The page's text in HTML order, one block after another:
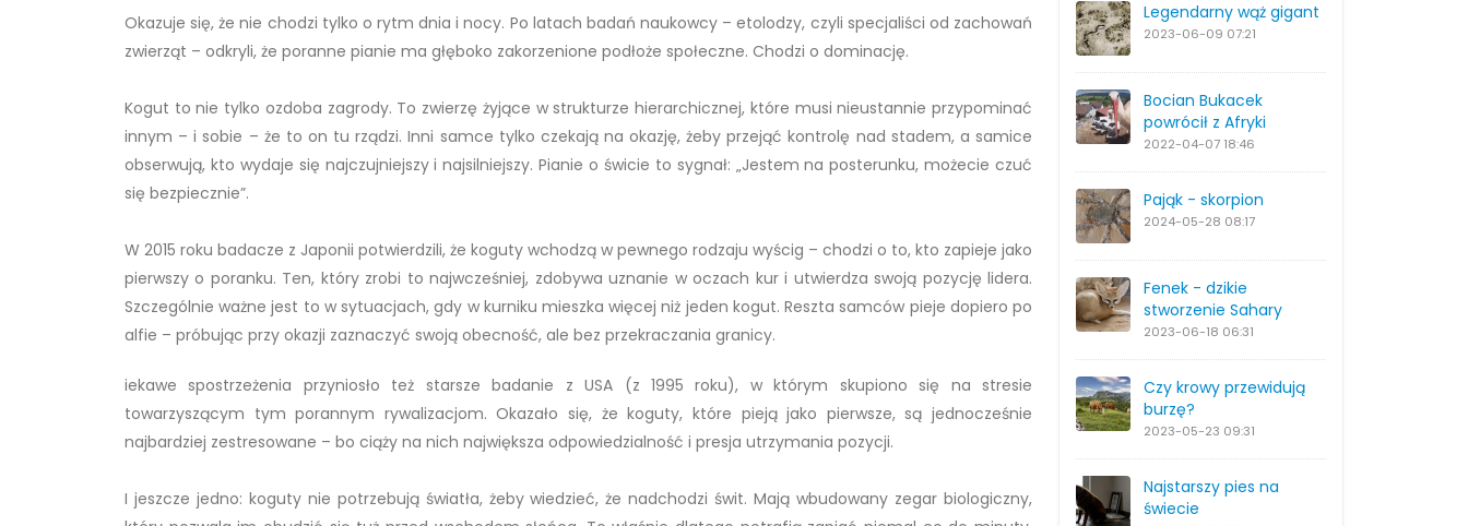
Legendarny wąż gigant
2023-06-09 07:21
Bocian Bukacek
powrócił z Afryki
2022-04-07 18:46
Pająk - skorpion
2024-05-28 08:17
Fenek - dzikie
stworzenie Sahary
2023-06-18 06:31
Czy krowy przewidują
burzę?
2023-05-23 09:31
Najstarszy pies na
świecie
Okazuje się, że nie chodzi tylko o rytm dnia i nocy. Po latach badań naukowcy – etolodzy, czyli specjaliści od zachowań
zwierząt – odkryli, że poranne pianie ma głęboko zakorzenione podłoże społeczne. Chodzi o dominację.
Kogut to nie tylko ozdoba zagrody. To zwierzę żyjące w strukturze hierarchicznej, które musi nieustannie przypominać
innym – i sobie – że to on tu rządzi. Inni samce tylko czekają na okazję, żeby przejąć kontrolę nad stadem, a samice
obserwują, kto wydaje się najczujniejszy i najsilniejszy. Pianie o świcie to sygnał: „Jestem na posterunku, możecie czuć
się bezpiecznie”.
W 2015 roku badacze z Japonii potwierdzili, że koguty wchodzą w pewnego rodzaju wyścig – chodzi o to, kto zapieje jako
pierwszy o poranku. Ten, który zrobi to najwcześniej, zdobywa uznanie w oczach kur i utwierdza swoją pozycję lidera.
Szczególnie ważne jest to w sytuacjach, gdy w kurniku mieszka więcej niż jeden kogut. Reszta samców pieje dopiero po
alfie – próbując przy okazji zaznaczyć swoją obecność, ale bez przekraczania granicy.
iekawe spostrzeżenia przyniosło też starsze badanie z USA (z 1995 roku), w którym skupiono się na stresie
towarzyszącym tym porannym rywalizacjom. Okazało się, że koguty, które pieją jako pierwsze, są jednocześnie
najbardziej zestresowane – bo ciąży na nich największa odpowiedzialność i presja utrzymania pozycji.
I jeszcze jedno: koguty nie potrzebują światła, żeby wiedzieć, że nadchodzi świt. Mają wbudowany zegar biologiczny,